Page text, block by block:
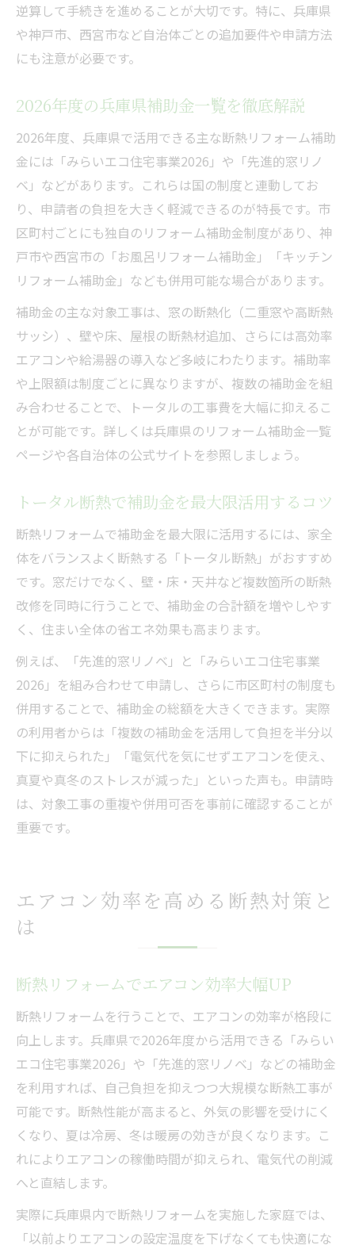
逆算して手続きを進めることが大切です。特に、兵庫県
や神戸市、西宮市など自治体ごとの追加要件や申請方法
にも注意が必要です。
2026年度の兵庫県補助金一覧を徹底解説
2026年度、兵庫県で活用できる主な断熱リフォーム補助
金には「みらいエコ住宅事業2026」や「先進的窓リノ
ベ」などがあります。これらは国の制度と連動してお
り、申請者の負担を大きく軽減できるのが特長です。市
区町村ごとにも独自のリフォーム補助金制度があり、神
戸市や西宮市の「お風呂リフォーム補助金」「キッチン
リフォーム補助金」なども併用可能な場合があります。
補助金の主な対象工事は、窓の断熱化（二重窓や高断熱
サッシ）、壁や床、屋根の断熱材追加、さらには高効率
エアコンや給湯器の導入など多岐にわたります。補助率
や上限額は制度ごとに異なりますが、複数の補助金を組
み合わせることで、トータルの工事費を大幅に抑えるこ
とが可能です。詳しくは兵庫県のリフォーム補助金一覧
ページや各自治体の公式サイトを参照しましょう。
トータル断熱で補助金を最大限活用するコツ
断熱リフォームで補助金を最大限に活用するには、家全
体をバランスよく断熱する「トータル断熱」がおすすめ
です。窓だけでなく、壁・床・天井など複数箇所の断熱
改修を同時に行うことで、補助金の合計額を増やしやす
く、住まい全体の省エネ効果も高まります。
例えば、「先進的窓リノベ」と「みらいエコ住宅事業
2026」を組み合わせて申請し、さらに市区町村の制度も
併用することで、補助金の総額を大きくできます。実際
の利用者からは「複数の補助金を活用して負担を半分以
下に抑えられた」「電気代を気にせずエアコンを使え、
真夏や真冬のストレスが減った」といった声も。申請時
は、対象工事の重複や併用可否を事前に確認することが
重要です。
エアコン効率を高める断熱対策と
は
断熱リフォームでエアコン効率大幅UP
断熱リフォームを行うことで、エアコンの効率が格段に
向上します。兵庫県で2026年度から活用できる「みらい
エコ住宅事業2026」や「先進的窓リノベ」などの補助金
を利用すれば、自己負担を抑えつつ大規模な断熱工事が
可能です。断熱性能が高まると、外気の影響を受けにく
くなり、夏は冷房、冬は暖房の効きが良くなります。こ
れによりエアコンの稼働時間が抑えられ、電気代の削減
へと直結します。
実際に兵庫県内で断熱リフォームを実施した家庭では、
「以前よりエアコンの設定温度を下げなくても快適にな